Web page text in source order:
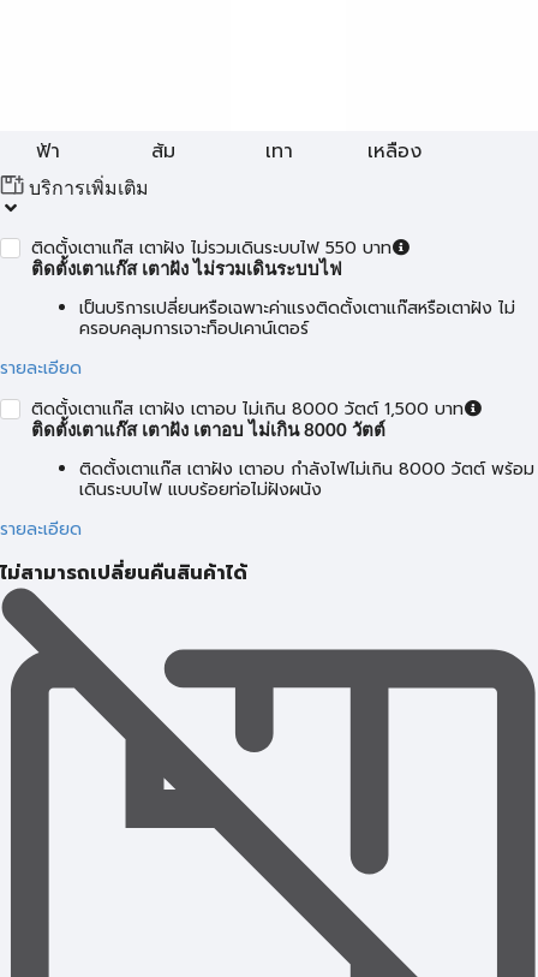
ฟ้า ส้ม เทา เหลือง
บริการเพิ่มเติม
ติดตั้งเตาแก๊ส เตาฝัง ไม่รวมเดินระบบไฟ 550 บาท
ติดตั้งเตาแก๊ส เตาฝัง ไม่รวมเดินระบบไฟ
เป็นบริการเปลี่ยนหรือเฉพาะค่าแรงติดตั้งเตาแก๊สหรือเตาฝัง ไม่
ครอบคลุมการเจาะท็อปเคาน์เตอร์
รายละเอียด
ติดตั้งเตาแก๊ส เตาฝัง เตาอบ ไม่เกิน 8000 วัตต์ 1,500 บาท
ติดตั้งเตาแก๊ส เตาฝัง เตาอบ ไม่เกิน 8000 วัตต์
ติดตั้งเตาแก๊ส เตาฝัง เตาอบ กำลังไฟไม่เกิน 8000 วัตต์ พร้อม
เดินระบบไฟ แบบร้อยท่อไม่ฝังผนัง
รายละเอียด
ไม่สามารถเปลี่ยนคืนสินค้าได้